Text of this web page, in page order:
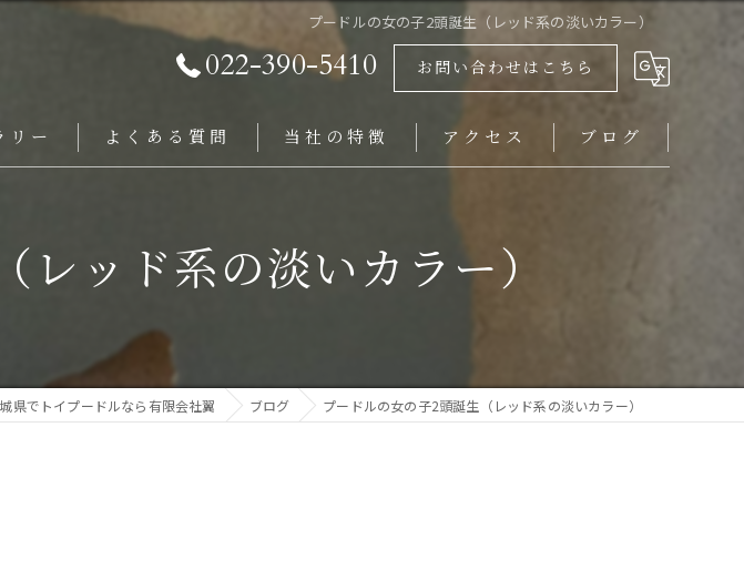
プードルの女の子2頭誕生（レッド系の淡いカラー）
022-390-5410 お問い合わせはこちら
リー よくある質問 当社の特徴
岩手県にお住まいの方
仙台市にお住まいの方
アクセス ブログ
ッド系の淡いカラー）
県でトイプードルなら有限会社翼 ブログ プードルの女の子2頭誕生（レッド系の淡いカラー）